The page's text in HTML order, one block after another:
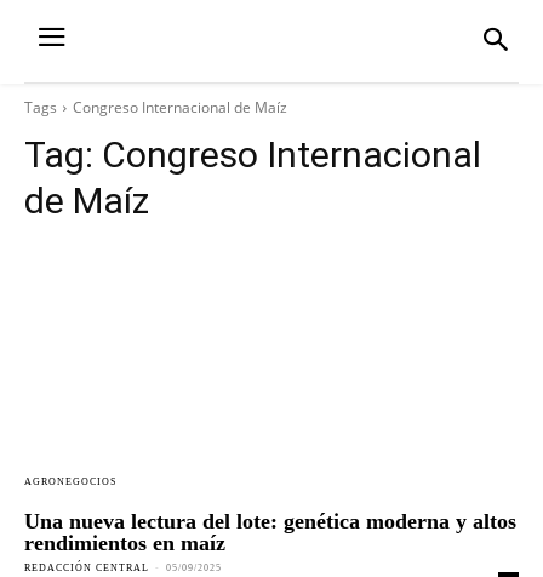
Tags Congreso Internacional de Maíz
Tag: Congreso Internacional
de Maíz
AGRONEGOCIOS
Una nueva lectura del lote: genética moderna y altos
rendimientos en maíz
REDACCIÓN CENTRAL - 05/09/2025